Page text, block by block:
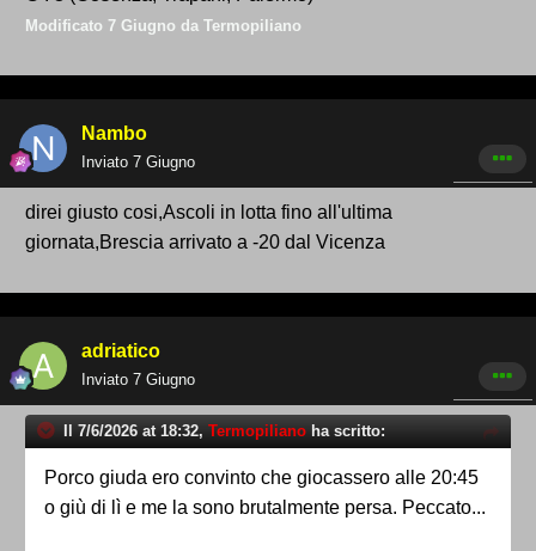
Modificato 7 Giugno da Termopiliano
Nambo
Inviato 7 Giugno
direi giusto cosi,Ascoli in lotta fino all'ultima
giornata,Brescia arrivato a -20 dal Vicenza
adriatico
Inviato 7 Giugno
Il 7/6/2026 at 18:32, Termopiliano ha scritto:
Porco giuda ero convinto che giocassero alle 20:45
o giù di lì e me la sono brutalmente persa. Peccato...